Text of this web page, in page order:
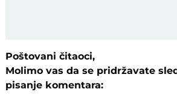
Poštovani čitaoci,
Molimo vas da se pridržavate
pisanje komentara: